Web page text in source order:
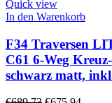
Quick view
In den Warenkorb
F34 Traversen
C61 6-Weg
schwarz matt,